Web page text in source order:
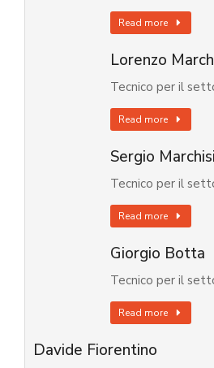
Read more
Lorenzo
Tecnico per il
Read more
Sergio
Tecnico per il
Read more
Giorgio Botta
Tecnico per il
Read more
Davide Fiorentino